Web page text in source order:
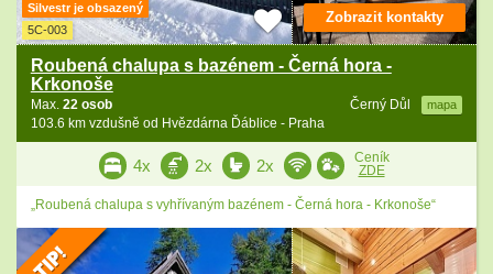
Silvestr je obsazený
5C-003
Roubená chalupa s bazénem - Černá hora -
Krkonoše
Černý Důl mapa
Max. 22 osob
103.6 km vzdušně od Hvězdárna Ďáblice - Praha
Zobrazit kontakty
4x 2x 2x
Ceník
ZDE
„Roubená chalupa s vyhřívaným bazénem - Černá hora - Krkonoše“